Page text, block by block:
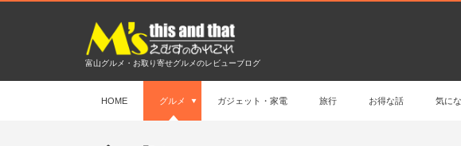
富山グルメ・お取り寄せグルメのレビューブログ
HOME グルメ ガジェット・家電 旅行 お得な話 気に